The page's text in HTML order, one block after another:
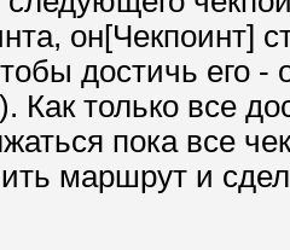
он[Чекпоинт]
достичь его -
Как только все
пока все
маршрут и